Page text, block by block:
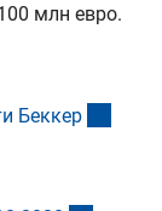
млн евро.
Беккер